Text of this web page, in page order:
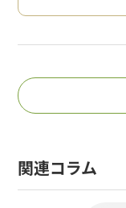
関連コラム